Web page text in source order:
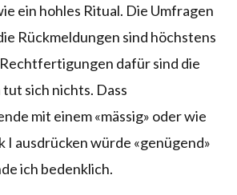
ein hohles Ritual. Die Umfragen
Rückmeldungen sind höchstens
dafür sind die
sich nichts. Dass
mit einem «mässig» oder wie
I ausdrücken würde «genügend»
ich bedenklich.